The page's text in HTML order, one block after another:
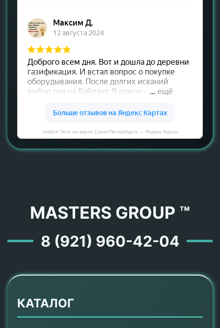
Vaillant Tech на карте Санкт‑Петербурга — Яндекс Карты
MASTERS GROUP ™
8 (921) 960-42-04
КАТАЛОГ